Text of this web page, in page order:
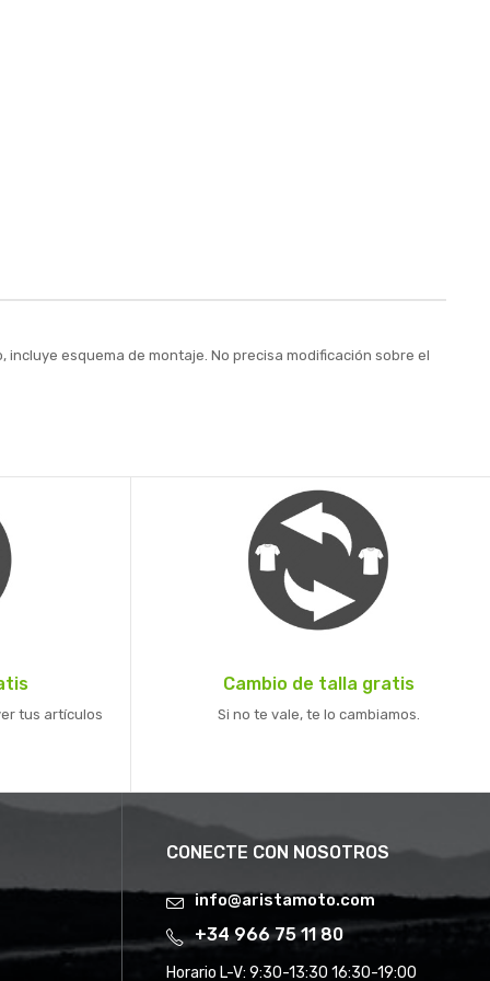
esquema de montaje. No precisa modificación sobre el
tus artículos
Cambio de talla gratis
Si no te vale, te lo cambiamos.
CONECTE CON NOSOTROS
info@aristamoto.com
+34 966 75 11 80
Horario L-V: 9:30-13:30 16:30-19:00